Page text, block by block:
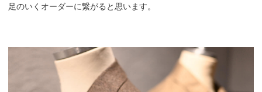
足のいくオーダーに繋がると思います。